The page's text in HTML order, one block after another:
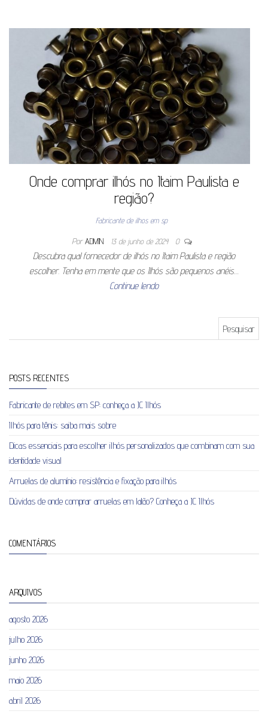
Onde comprar ilhós no Itaim Paulista e
região?
Fabricante de ilhos em sp
Por ADMIN 13 de junho de 2024 0
Descubra qual fornecedor de ilhós no Itaim Paulista e região
escolher. Tenha em mente que os Ilhós são pequenos anéis…
Continue lendo
POSTS RECENTES
Fabricante de rebites em SP: conheça a JC Ilhós
Ilhós para tênis: saiba mais sobre
Dicas essenciais para escolher ilhós personalizados que combinam com sua
identidade visual
Arruelas de alumínio: resistência e fixação para ilhós
Dúvidas de onde comprar arruelas em latão? Conheça a JC Ilhós
COMENTÁRIOS
ARQUIVOS
agosto 2026
julho 2026
junho 2026
maio 2026
abril 2026